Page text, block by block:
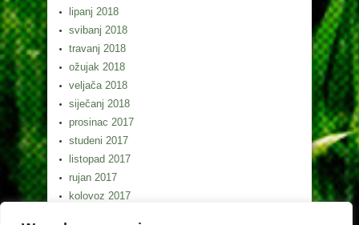
lipanj 2018
svibanj 2018
travanj 2018
ožujak 2018
veljača 2018
siječanj 2018
prosinac 2017
studeni 2017
listopad 2017
rujan 2017
kolovoz 2017